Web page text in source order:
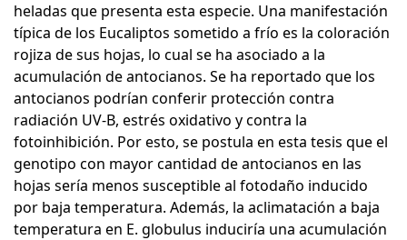
heladas que presenta esta especie. Una manifestación
típica de los Eucaliptos sometido a frío es la coloración
rojiza de sus hojas, lo cual se ha asociado a la
acumulación de antocianos. Se ha reportado que los
antocianos podrían conferir protección contra
radiación UV-B, estrés oxidativo y contra la
fotoinhibición. Por esto, se postula en esta tesis que el
genotipo con mayor cantidad de antocianos en las
hojas sería menos susceptible al fotodaño inducido
por baja temperatura. Además, la aclimatación a baja
temperatura en E. globulus induciría una acumulación